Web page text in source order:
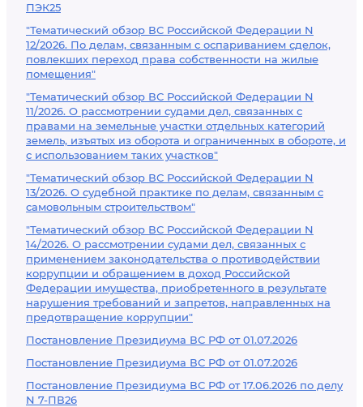
ПЭК25
"Тематический обзор ВС Российской Федерации N
12/2026. По делам, связанным с оспариванием сделок,
повлекших переход права собственности на жилые
помещения"
"Тематический обзор ВС Российской Федерации N
11/2026. О рассмотрении судами дел, связанных с
правами на земельные участки отдельных категорий
земель, изъятых из оборота и ограниченных в обороте, и
с использованием таких участков"
"Тематический обзор ВС Российской Федерации N
13/2026. О судебной практике по делам, связанным с
самовольным строительством"
"Тематический обзор ВС Российской Федерации N
14/2026. О рассмотрении судами дел, связанных с
применением законодательства о противодействии
коррупции и обращением в доход Российской
Федерации имущества, приобретенного в результате
нарушения требований и запретов, направленных на
предотвращение коррупции"
Постановление Президиума ВС РФ от 01.07.2026
Постановление Президиума ВС РФ от 01.07.2026
Постановление Президиума ВС РФ от 17.06.2026 по делу
N 7-ПВ26